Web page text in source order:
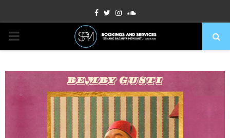
Facebook
Twitter
InstagramSoundcloud
PRIMARY